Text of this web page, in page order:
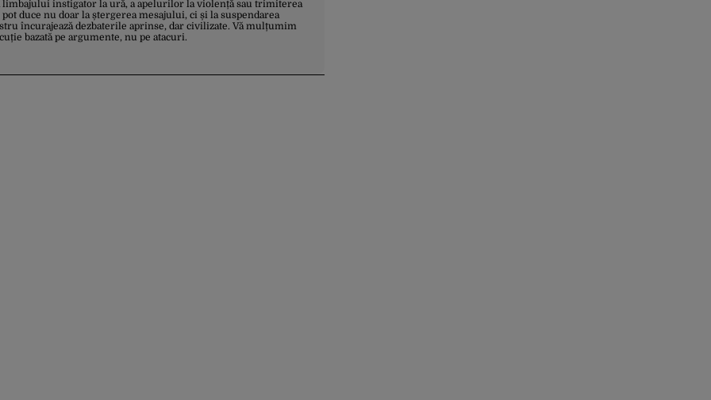
instigator la ură, a apelurilor la violență sau trimiterea
duce nu doar la ștergerea mesajului, ci și la suspendarea
încurajează dezbaterile aprinse, dar civilizate. Vă mulțumim
bazată pe argumente, nu pe atacuri.